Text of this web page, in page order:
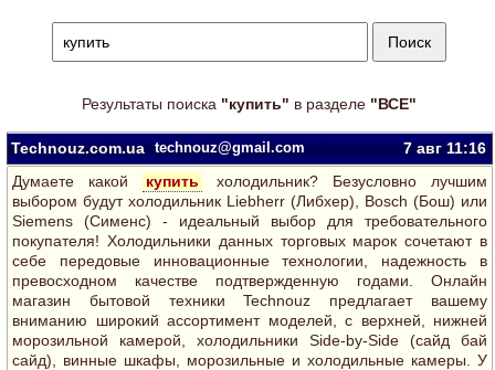
Результаты поиска "купить" в разделе "ВСЕ"
Technouz.com.ua technouz@gmail.com 7 авг11:16
Думаете какой
купить
холодильник? Безусловно лучшим
выбором будут холодильник Liebherr (Либхер), Bosch (Бош) или
Siemens (Сименс) - идеальный выбор для требовательного
покупателя! Холодильники данных торговых марок сочетают в
себе передовые инновационные технологии, надежность в
превосходном качестве подтвержденную годами. Онлайн
магазин бытовой техники Technouz предлагает вашему
вниманию широкий ассортимент моделей, с верхней, нижней
морозильной камерой, холодильники Side-by-Side (сайд бай
сайд), винные шкафы, морозильные и холодильные камеры. У